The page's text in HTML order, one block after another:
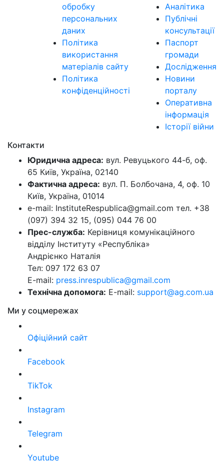
обробку
персональних
даних
Політика
використання
матеріалів сайту
Політика
конфіденційності
Аналітика
Публічні
консультації
Паспорт
громади
Дослідження
Новини
порталу
Оперативна
інформація
Історії війни
Контакти
Юридична адреса: вул. Ревуцького 44-б, оф.
65 Київ, Україна, 02140
Фактична адреса: вул. П. Болбочана, 4, оф. 10
Київ, Україна, 01014
e-mail: InstituteRespublica@gmail.com тел. +38
(097) 394 32 15, (095) 044 76 00
Прес-служба: Керівниця комунікаційного
відділу Інституту «Республіка»
Андрієнко Наталія
Тел: 097 172 63 07
E-mail: press.inrespublica@gmail.com
Технічна допомога: E-mail: support@ag.com.ua
Ми у соцмережах
Офіційний сайт
Facebook
TikTok
Instagram
Telegram
Youtube